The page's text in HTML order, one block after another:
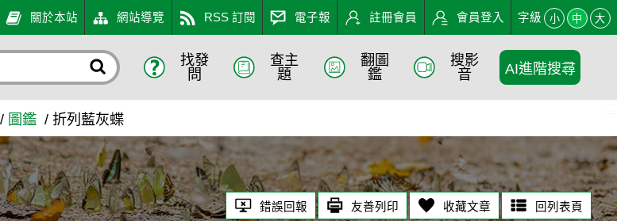
關於本站 網站導覽 RSS 訂閱 電子報 註冊會員 會員登入 字級 小 中 大
找發
問
查主
題
翻圖
鑑
搜影
音
AI進階搜尋
圖鑑 折列藍灰蝶
錯誤回報 友善列印 收藏文章 回列表頁